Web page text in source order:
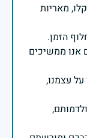
מאריות
אנו ממשיכים
עצמנו,